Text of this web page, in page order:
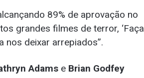
89% de aprovação no
grandes filmes de terror, ‘Faça
nos deixar arrepiados”.
Adams e Brian Godfey